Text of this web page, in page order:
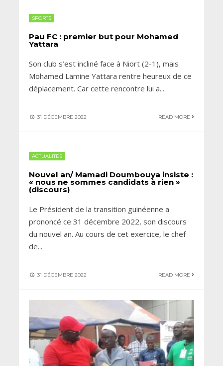
SPORTS
Pau FC : premier but pour Mohamed
Yattara
Son club s’est incliné face à Niort (2-1), mais
Mohamed Lamine Yattara rentre heureux de ce
déplacement. Car cette rencontre lui a...
31 DÉCEMBRE 2022 READ MORE
ACTUALITÉS
Nouvel an/ Mamadi Doumbouya insiste :
« nous ne sommes candidats à rien »
(discours)
Le Président de la transition guinéenne a
prononcé ce 31 décembre 2022, son discours
du nouvel an. Au cours de cet exercice, le chef
de...
31 DÉCEMBRE 2022 READ MORE